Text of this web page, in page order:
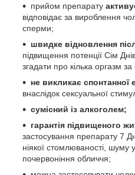
прийом препарату
відповідає за вироблення
сперми;
швидке відновлення
підвищення потенції Сім
згадати про кілька оргазм за
не викликає спонтанної
внаслідок сексуальної
сумісний із алкоголем;
гарантія підвищеного
застосування препарату 7
ніякої стомлюваності, шуму
почервоніння обличчя;